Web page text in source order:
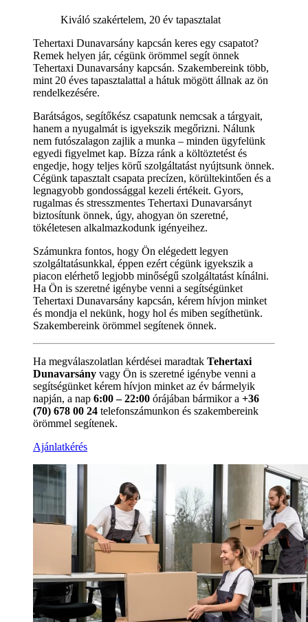
Kiváló szakértelem, 20 év tapasztalat
Tehertaxi Dunavarsány kapcsán keres egy csapatot?
Remek helyen jár, cégünk örömmel segít önnek
Tehertaxi Dunavarsány kapcsán. Szakembereink több,
mint 20 éves tapasztalattal a hátuk mögött állnak az ön
rendelkezésére.
Barátságos, segítőkész csapatunk nemcsak a tárgyait,
hanem a nyugalmát is igyekszik megőrizni. Nálunk
nem futószalagon zajlik a munka – minden ügyfelünk
egyedi figyelmet kap. Bízza ránk a költöztetést és
engedje, hogy teljes körű szolgáltatást nyújtsunk önnek.
Cégünk tapasztalt csapata precízen, körültekintően és a
legnagyobb gondossággal kezeli értékeit. Gyors,
rugalmas és stresszmentes Tehertaxi Dunavarsányt
biztosítunk önnek, úgy, ahogyan ön szeretné,
tökéletesen alkalmazkodunk igényeihez.
Számunkra fontos, hogy Ön elégedett legyen
szolgáltatásunkkal, éppen ezért cégünk igyekszik a
piacon elérhető legjobb minőségű szolgáltatást kínálni.
Ha Ön is szeretné igénybe venni a segítségünket
Tehertaxi Dunavarsány kapcsán, kérem hívjon minket
és mondja el nekünk, hogy hol és miben segíthetünk.
Szakembereink örömmel segítenek önnek.
Ha megválaszolatlan kérdései maradtak Tehertaxi
Dunavarsány vagy Ön is szeretné igénybe venni a
segítségünket kérem hívjon minket az év bármelyik
napján, a nap 6:00 – 22:00 órájában bármikor a +36
(70) 678 00 24 telefonszámunkon és szakembereink
örömmel segítenek.
Ajánlatkérés